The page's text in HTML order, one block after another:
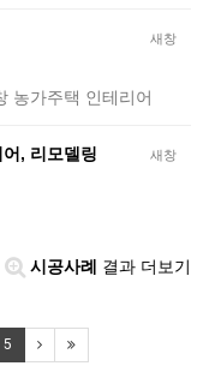
새창
농가주택 인테리어
새창
어, 리모델링
시공사례 결과 더보기
5